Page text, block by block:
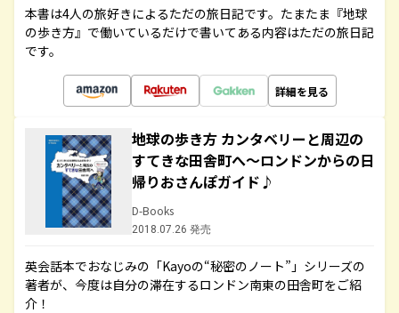
本書は4人の旅好きによるただの旅日記です。たまたま『地球
の歩き方』で働いているだけで書いてある内容はただの旅日記
です。
詳細を見る
地球の歩き方 カンタベリーと周辺の
すてきな田舎町へ～ロンドンからの日
帰りおさんぽガイド♪
D-Books
2018.07.26 発売
英会話本でおなじみの「Kayoの“秘密のノート”」シリーズの
著者が、今度は自分の滞在するロンドン南東の田舎町をご紹
介！